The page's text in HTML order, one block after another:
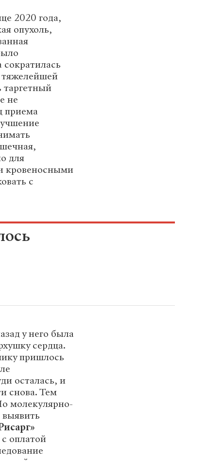
2020 года,
опухоль,
тяжелейшей
не
приема
для
кровеносными
с
у него была
сердца.
пришлось
осталась, и
снова. Тем
молекулярно-
выявить
оплатой